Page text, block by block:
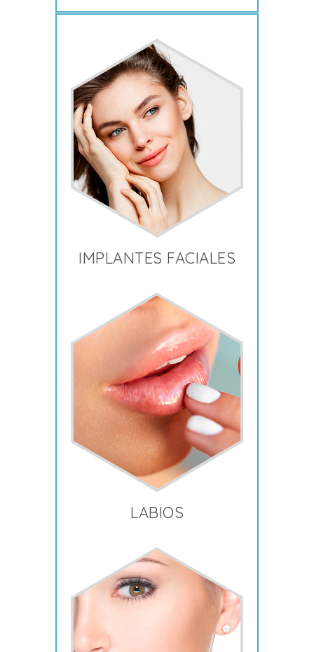
IMPLANTES FACIALES
LABIOS